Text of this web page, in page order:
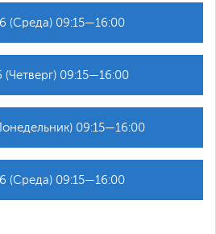
(Среда) 09:15—16:00
(Четверг) 09:15—16:00
09:15—16:00
(Среда) 09:15—16:00